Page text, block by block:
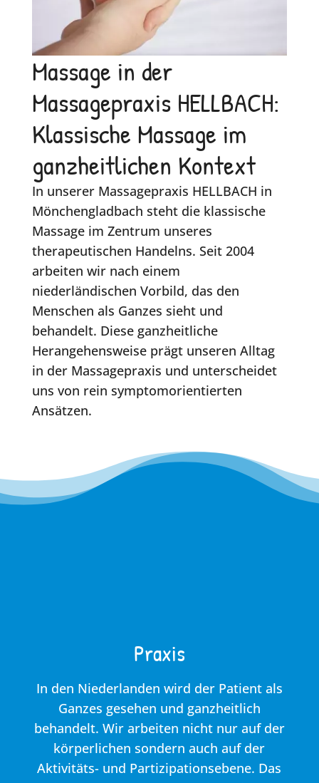
Massage in der
Massagepraxis HELLBACH:
Klassische Massage im
ganzheitlichen Kontext
In unserer Massagepraxis HELLBACH in
Mönchengladbach steht die klassische
Massage im Zentrum unseres
therapeutischen Handelns. Seit 2004
arbeiten wir nach einem
niederländischen Vorbild, das den
Menschen als Ganzes sieht und
behandelt. Diese ganzheitliche
Herangehensweise prägt unseren Alltag
in der Massagepraxis und unterscheidet
uns von rein symptomorientierten
Ansätzen.
Praxis
In den Niederlanden wird der Patient als
Ganzes gesehen und ganzheitlich
behandelt. Wir arbeiten nicht nur auf der
körperlichen sondern auch auf der
Aktivitäts- und Partizipationsebene. Das